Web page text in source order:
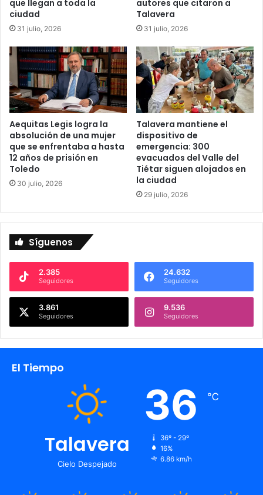
l
e
n
o
o
r
u
r
a
l
d
e
r
a
que llegan a toda la
ciudad
31 julio, 2026
autores que citaron a
Talavera
31 julio, 2026
Aequitas Legis logra la
absolución de una mujer
que se enfrentaba a hasta
12 años de prisión en
Toledo
30 julio, 2026
Talavera mantiene el
dispositivo de
emergencia: 300
evacuados del Valle del
Tiétar siguen alojados en
la ciudad
29 julio, 2026
Síguenos
2.385
Seguidores
24.632
Seguidores
3.861
Seguidores
9.536
Seguidores
El Tiempo
Talavera
Cielo Despejado
36 ℃
36º - 29º
16%
6.86 km/h